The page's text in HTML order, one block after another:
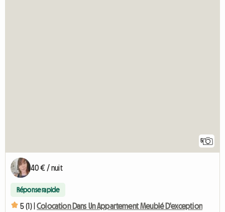
5
40 € / nuit
Réponse rapide
5 (1) | Colocation Dans Un Appartement Meublé D'exception